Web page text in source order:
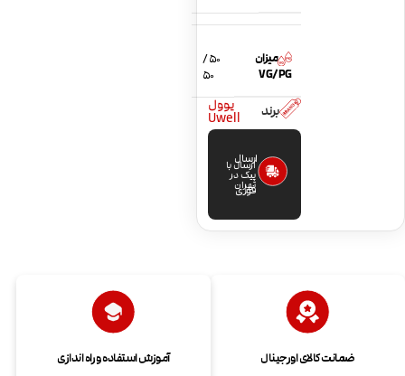
میزان
VG/PG
50 /
50
برند یوول
Uwell
ارسال
فوری
ارسال با
پیک در
تهران
ضمانت کالای اورجینال آموزش استفاده و راه اندازی